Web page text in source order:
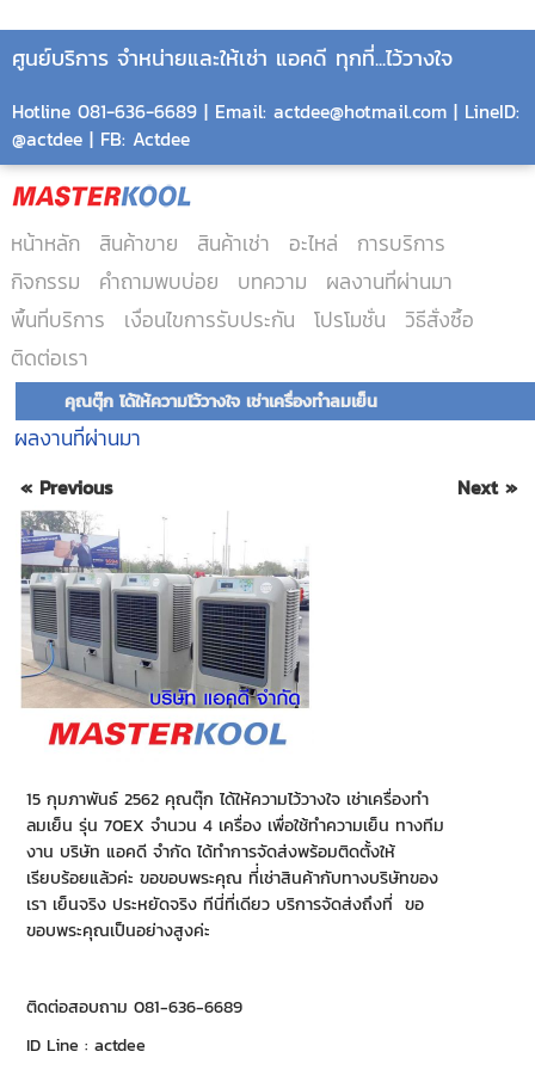
ศูนย์บริการ จำหน่ายและให้เช่า แอคดี ทุกที่...ไว้วางใจ
Hotline 081-636-6689 | Email: actdee@hotmail.com | LineID:
@actdee | FB: Actdee
หน้าหลัก สินค้าขาย สินค้าเช่า อะไหล่
การบริการ
กิจกรรม
คำถามพบบ่อย บทความ
ผลงานที่ผ่านมา
พื้นที่บริการ
เงื่อนไขการรับประกัน โปรโมชั่น
วิธีสั่งซื้อ
ติดต่อเรา
คุณตุ๊ก ได้ให้ความไว้วางใจ เช่าเครื่องทำลมเย็น
ผลงานที่ผ่านมา
« Previous Next »
15 กุมภาพันธ์ 2562 คุณตุ๊ก ได้ให้ความไว้วางใจ เช่าเครื่องทำ
ลมเย็น รุ่น 70EX จำนวน 4 เครื่อง เพื่อใช้ทำความเย็น ทางทีม
งาน บริษัท แอคดี จำกัด ได้ทำการจัดส่งพร้อมติดตั้งให้
เรียบร้อยแล้วค่ะ ขอขอบพระคุณ ที่่เช่าสินค้ากับทางบริษัทของ
เรา เย็นจริง ประหยัดจริง ทีนี่ที่เดียว บริการจัดส่งถึงที่ ขอ
ขอบพระคุณเป็นอย่างสูงค่ะ
ติดต่อสอบถาม 081-636-6689
ID Line : actdee